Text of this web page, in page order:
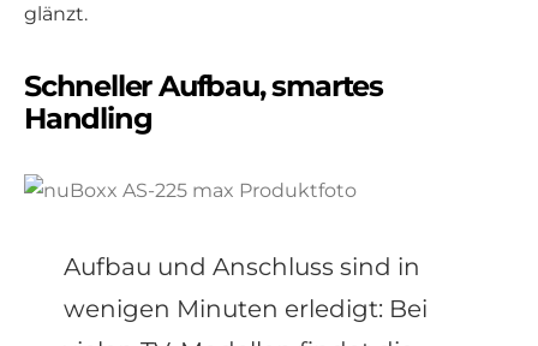
glänzt.
Schneller Aufbau, smartes
Handling
Aufbau und Anschluss sind in
wenigen Minuten erledigt: Bei